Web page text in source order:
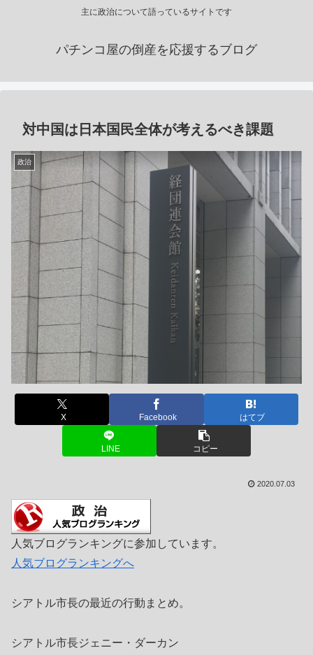
主に政治について語っているサイトです
パチンコ屋の倒産を応援するブログ
対中国は日本国民全体が考えるべき課題
政治
X Facebook はてブ
LINE コピー
2020.07.03
人気ブログランキングに参加しています。
人気ブログランキングへ
シアトル市長の最近の行動まとめ。
シアトル市長ジェニー・ダーカン